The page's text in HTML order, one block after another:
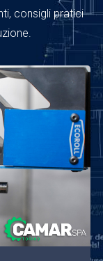
consigli pratici